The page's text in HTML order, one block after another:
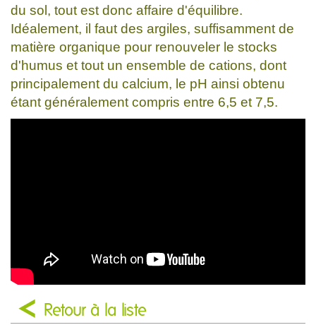
du sol, tout est donc affaire d'équilibre.
Idéalement, il faut des argiles, suffisamment de
matière organique pour renouveler le stocks
d'humus et tout un ensemble de cations, dont
principalement du calcium, le pH ainsi obtenu
étant généralement compris entre 6,5 et 7,5.
Retour à la liste